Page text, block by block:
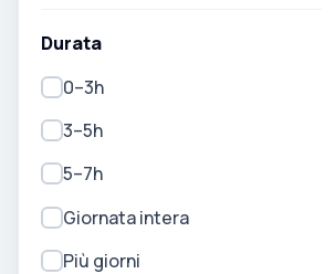
Durata
0–3h
3–5h
5–7h
Giornata intera
Più giorni